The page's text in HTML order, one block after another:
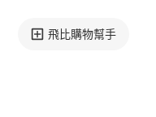
飛比購物幫手